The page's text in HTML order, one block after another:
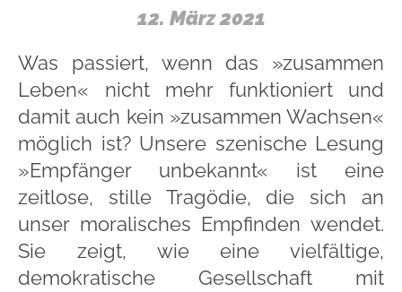
12. März 2021
Was passiert, wenn das »zusammen
Leben« nicht mehr funktioniert und
damit auch kein »zusammen Wachsen«
möglich ist? Unsere szenische Lesung
»Empfänger unbekannt« ist eine
zeitlose, stille Tragödie, die sich an
unser moralisches Empfinden wendet.
Sie zeigt, wie eine vielfältige,
demokratische Gesellschaft mit